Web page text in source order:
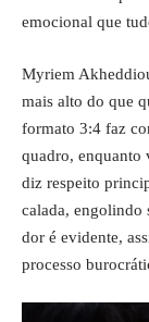
emocional que
Myriem
mais alto do que
formato 3:4 faz
quadro, enquanto
diz respeito
calada, engolindo
dor é evidente,
processo